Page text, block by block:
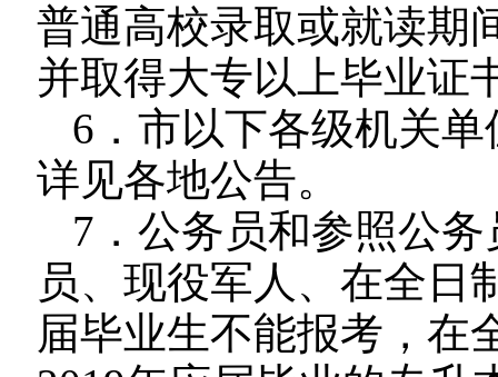
普通高校录取或就读期
并取得大专以上毕业证
6．市以下各级机关
详见各地公告。
7．公务员和参照公
员、现役军人、在全日
届毕业生不能报考，在